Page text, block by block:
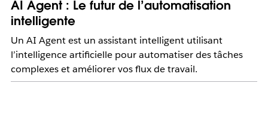
AI Agent : Le futur de l’automatisation
intelligente
Un AI Agent est un assistant intelligent utilisant
l’intelligence artificielle pour automatiser des tâches
complexes et améliorer vos flux de travail.